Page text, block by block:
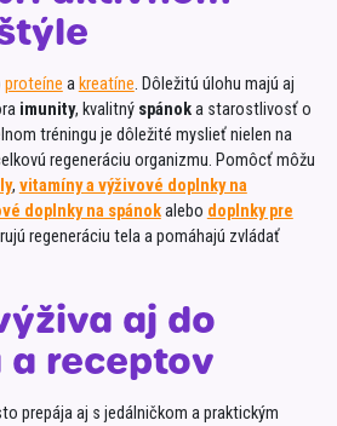
proteíne a kreatíne. Dôležitú úlohu majú aj
imunity, kvalitný spánoka starostlivosť o
tréningu je dôležité myslieť nielen na
regeneráciu organizmu. Pomôcť môžu
, vitamíny a výživové doplnky na
doplnky na spánokalebo doplnky pre
regeneráciu tela a pomáhajú zvládať
aj do
receptov
prepája aj s jedálničkom a praktickým